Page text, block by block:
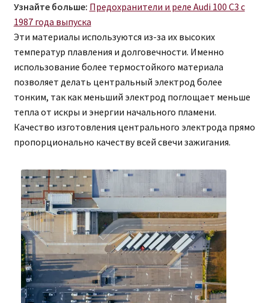
Узнайте больше: Предохранители и реле Audi 100 C3 с
1987 года выпуска
Эти материалы используются из-за их высоких
температур плавления и долговечности. Именно
использование более термостойкого материала
позволяет делать центральный электрод более
тонким, так как меньший электрод поглощает меньше
тепла от искры и энергии начального пламени.
Качество изготовления центрального электрода прямо
пропорционально качеству всей свечи зажигания.